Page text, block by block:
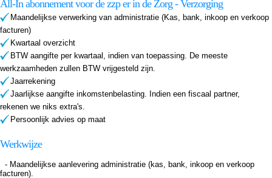
All-In abonnement voor de zzp er in de Zorg - Verzorging
Maandelijkse verwerking van administratie (Kas, bank, inkoop en verkoop
facturen)
Kwartaal overzicht
BTW aangifte per kwartaal, indien van toepassing. De meeste
werkzaamheden zullen BTW vrijgesteld zijn.
Jaarrekening
Jaarlijkse aangifte inkomstenbelasting. Indien een fiscaal partner,
rekenen we niks extra's.
Persoonlijk advies op maat
Werkwijze
- Maandelijkse aanlevering administratie (kas, bank, inkoop en verkoop
facturen).